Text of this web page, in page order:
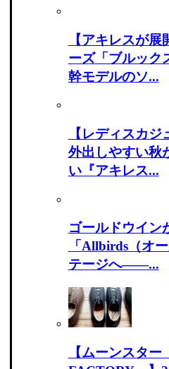
【アキレスが
ーズ「ブルッ
幹モデルのソ...
【レディスカジ
外出しやすい秋
い『アキレス...
ゴールドウイン
「Allbirds（オ
テージへ――...
【ムーンスター